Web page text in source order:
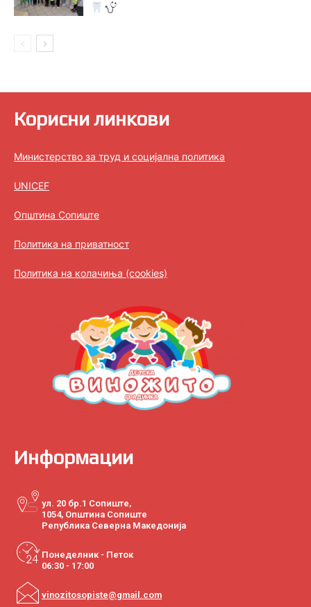
Корисни линкови
Министерство за труд и социјална политика
UNICEF
Општина Сопиште
Политика на приватност
Политика на колачиња (cookies)
Информации
ул. 20 бр.1 Сопиште,
1054, Општина Сопиште
Република Северна Македонија
Понеделник - Петок
06:30 - 17:00
vinozitosopiste@gmail.com